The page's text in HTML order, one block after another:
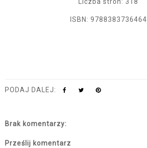
Liczba stron: 318
ISBN: 9788383736464
PODAJ DALEJ:
Brak komentarzy:
Prześlij komentarz